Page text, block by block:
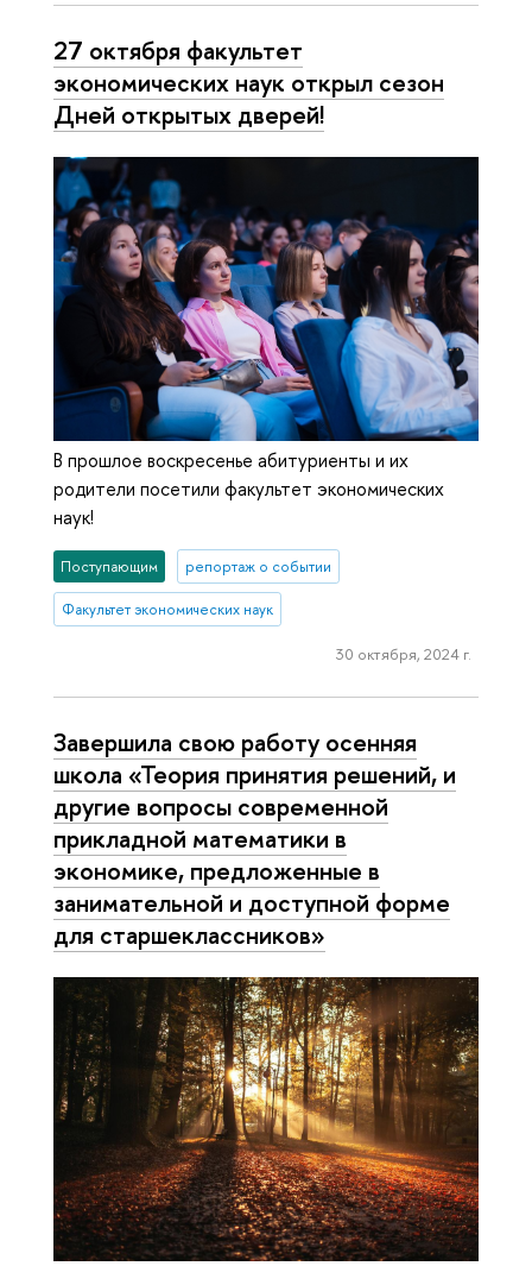
27 октября факультет
экономических наук открыл сезон
Дней открытых дверей!
В прошлое воскресенье абитуриенты и их
родители посетили факультет экономических
наук!
Поступающим репортаж о событии
Факультет экономических наук
30 октября, 2024 г.
Завершила свою работу осенняя
школа «Теория принятия решений, и
другие вопросы современной
прикладной математики в
экономике, предложенные в
занимательной и доступной форме
для старшеклассников»